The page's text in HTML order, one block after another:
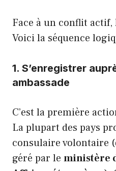
Face à un conflit
Voici la séquence
1. S’enregistrer
ambassade
C’est la première
La plupart des pays
consulaire volontaire
géré par le ministère